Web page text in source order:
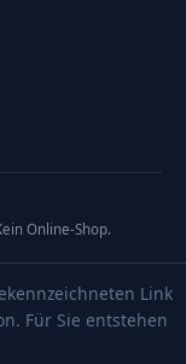
Online-Shop.
Link
Für Sie entstehen